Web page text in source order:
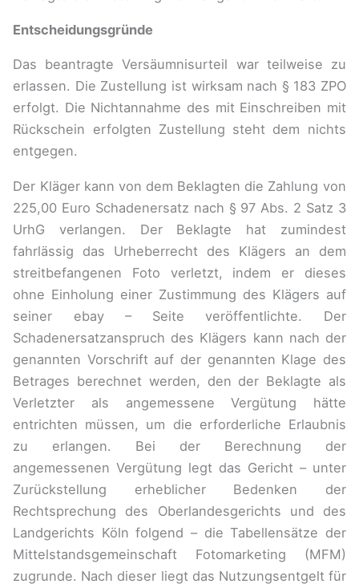
Entscheidungsgründe
Das beantragte Versäumnisurteil war teilweise zu
erlassen. Die Zustellung ist wirksam nach § 183 ZPO
erfolgt. Die Nichtannahme des mit Einschreiben mit
Rückschein erfolgten Zustellung steht dem nichts
entgegen.
Der Kläger kann von dem Beklagten die Zahlung von
225,00 Euro Schadenersatz nach § 97 Abs. 2 Satz 3
UrhG verlangen. Der Beklagte hat zumindest
fahrlässig das Urheberrecht des Klägers an dem
streitbefangenen Foto verletzt, indem er dieses
ohne Einholung einer Zustimmung des Klägers auf
seiner ebay – Seite veröffentlichte. Der
Schadenersatzanspruch des Klägers kann nach der
genannten Vorschrift auf der genannten Klage des
Betrages berechnet werden, den der Beklagte als
Verletzter als angemessene Vergütung hätte
entrichten müssen, um die erforderliche Erlaubnis
zu erlangen. Bei der Berechnung der
angemessenen Vergütung legt das Gericht – unter
Zurückstellung erheblicher Bedenken der
Rechtsprechung des Oberlandesgerichts und des
Landgerichts Köln folgend – die Tabellensätze der
Mittelstandsgemeinschaft Fotomarketing (MFM)
zugrunde. Nach dieser liegt das Nutzungsentgelt für